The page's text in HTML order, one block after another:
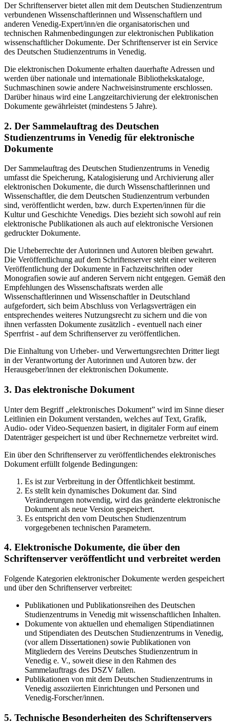
Der Schriftenserver bietet allen mit dem Deutschen Studienzentrum
verbundenen Wissenschaftlerinnen und Wissenschaftlern und
anderen Venedig-Expert/inn/en die organisatorischen und
technischen Rahmenbedingungen zur elektronischen Publikation
wissenschaftlicher Dokumente. Der Schriftenserver ist ein Service
des Deutschen Studienzentrums in Venedig.
Die elektronischen Dokumente erhalten dauerhafte Adressen und
werden über nationale und internationale Bibliothekskataloge,
Suchmaschinen sowie andere Nachweisinstrumente erschlossen.
Darüber hinaus wird eine Langzeitarchivierung der elektronischen
Dokumente gewährleistet (mindestens 5 Jahre).
2. Der Sammelauftrag des Deutschen
Studienzentrums in Venedig für elektronische
Dokumente
Der Sammelauftrag des Deutschen Studienzentrums in Venedig
umfasst die Speicherung, Katalogisierung und Archivierung aller
elektronischen Dokumente, die durch Wissenschaftlerinnen und
Wissenschaftler, die dem Deutschen Studienzentrum verbunden
sind, veröffentlicht werden, bzw. durch Experten/innen für die
Kultur und Geschichte Venedigs. Dies bezieht sich sowohl auf rein
elektronische Publikationen als auch auf elektronische Versionen
gedruckter Dokumente.
Die Urheberrechte der Autorinnen und Autoren bleiben gewahrt.
Die Veröffentlichung auf dem Schriftenserver steht einer weiteren
Veröffentlichung der Dokumente in Fachzeitschriften oder
Monografien sowie auf anderen Servern nicht entgegen. Gemäß den
Empfehlungen des Wissenschaftsrats werden alle
Wissenschaftlerinnen und Wissenschaftler in Deutschland
aufgefordert, sich beim Abschluss von Verlagsverträgen ein
entsprechendes weiteres Nutzungsrecht zu sichern und die von
ihnen verfassten Dokumente zusätzlich - eventuell nach einer
Sperrfrist - auf dem Schriftenserver zu veröffentlichen.
Die Einhaltung von Urheber- und Verwertungsrechten Dritter liegt
in der Verantwortung der Autorinnen und Autoren bzw. der
Herausgeber/innen der elektronischen Dokumente.
3. Das elektronische Dokument
Unter dem Begriff „elektronisches Dokument” wird im Sinne dieser
Leitlinien ein Dokument verstanden, welches auf Text, Grafik,
Audio- oder Video-Sequenzen basiert, in digitaler Form auf einem
Datenträger gespeichert ist und über Rechnernetze verbreitet wird.
Ein über den Schriftenserver zu veröffentlichendes elektronisches
Dokument erfüllt folgende Bedingungen:
Es ist zur Verbreitung in der Öffentlichkeit bestimmt.
Es stellt kein dynamisches Dokument dar. Sind
Veränderungen notwendig, wird das geänderte elektronische
Dokument als neue Version gespeichert.
Es entspricht den vom Deutschen Studienzentrum
vorgegebenen technischen Parametern.
4. Elektronische Dokumente, die über den
Schriftenserver veröffentlicht und verbreitet werden
Folgende Kategorien elektronischer Dokumente werden gespeichert
und über den Schriftenserver verbreitet:
Publikationen und Publikationsreihen des Deutschen
Studienzentrums in Venedig mit wissenschaftlichen Inhalten.
Dokumente von aktuellen und ehemaligen Stipendiatinnen
und Stipendiaten des Deutschen Studienzentrums in Venedig,
(vor allem Dissertationen) sowie Publikationen von
Mitgliedern des Vereins Deutsches Studienzentrum in
Venedig e. V., soweit diese in den Rahmen des
Sammelauftrags des DSZV fallen.
Publikationen von mit dem Deutschen Studienzentrums in
Venedig assoziierten Einrichtungen und Personen und
Venedig-Forscher/innen.
5. Technische Besonderheiten des Schriftenservers